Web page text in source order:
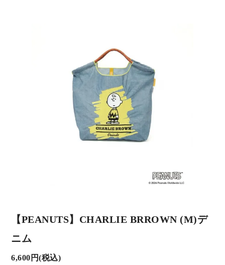
【PEANUTS】CHARLIE BRROWN (M)デ
ニム
6,600円(税込)